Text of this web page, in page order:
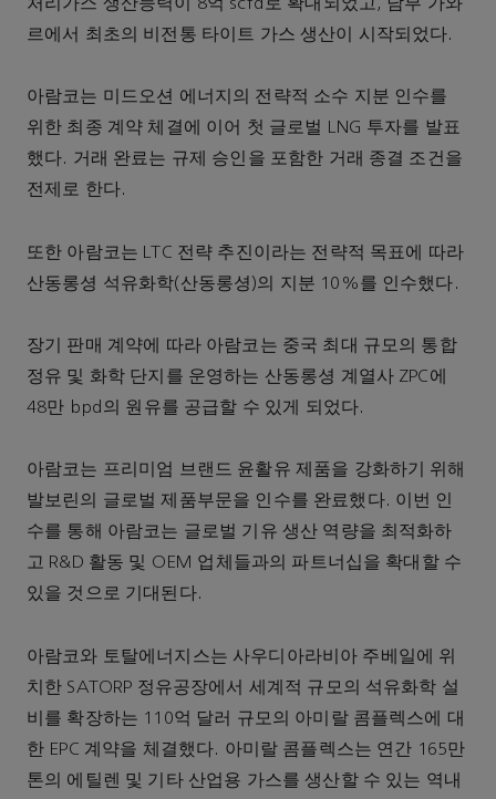
처리가스 생산능력이 8억 scfd로 확대되었고, 남부 가와
르에서 최초의 비전통 타이트 가스 생산이 시작되었다.
아람코는 미드오션 에너지의 전략적 소수 지분 인수를
위한 최종 계약 체결에 이어 첫 글로벌 LNG 투자를 발표
했다. 거래 완료는 규제 승인을 포함한 거래 종결 조건을
전제로 한다.
또한 아람코는 LTC 전략 추진이라는 전략적 목표에 따라
산동롱셩 석유화학(산동롱셩)의 지분 10%를 인수했다.
장기 판매 계약에 따라 아람코는 중국 최대 규모의 통합
정유 및 화학 단지를 운영하는 산동롱셩 계열사 ZPC에
48만 bpd의 원유를 공급할 수 있게 되었다.
아람코는 프리미엄 브랜드 윤활유 제품을 강화하기 위해
발보린의 글로벌 제품부문을 인수를 완료했다. 이번 인
수를 통해 아람코는 글로벌 기유 생산 역량을 최적화하
고 R&D 활동 및 OEM 업체들과의 파트너십을 확대할 수
있을 것으로 기대된다.
아람코와 토탈에너지스는 사우디아라비아 주베일에 위
치한 SATORP 정유공장에서 세계적 규모의 석유화학 설
비를 확장하는 110억 달러 규모의 아미랄 콤플렉스에 대
한 EPC 계약을 체결했다. 아미랄 콤플렉스는 연간 165만
톤의 에틸렌 및 기타 산업용 가스를 생산할 수 있는 역내